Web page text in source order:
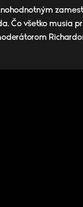
Čo všetko musia